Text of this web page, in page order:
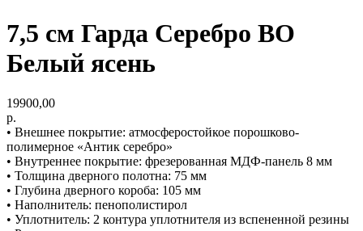
7,5 см Гарда Серебро ВО
Белый ясень
19900,00
р.
• Внешнее покрытие: атмосферостойкое порошково-
полимерное «Антик серебро»
• Внутреннее покрытие: фрезерованная МДФ-панель 8 мм
• Толщина дверного полотна: 75 мм
• Глубина дверного короба: 105 мм
• Наполнитель: пенополистирол
• Уплотнитель: 2 контура уплотнителя из вспененной резины